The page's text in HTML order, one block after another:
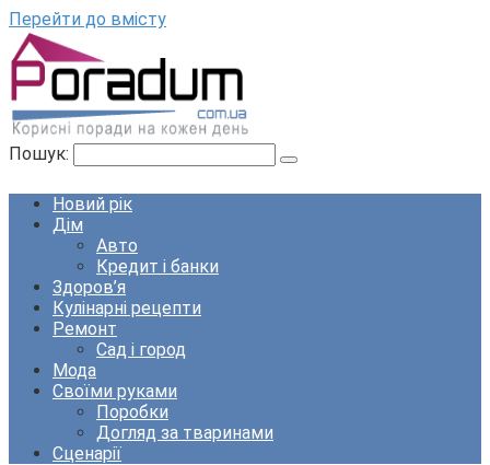
Перейти до вмісту
Пошук:
Новий рік
Дім
Авто
Кредит і банки
Здоров’я
Кулінарні рецепти
Ремонт
Сад і город
Мода
Своїми руками
Поробки
Догляд за тваринами
Сценарії